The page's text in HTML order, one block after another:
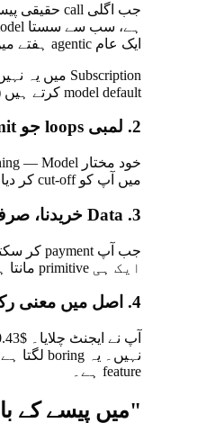
جب اگلی call حقیقی پیسے خرچ کرے گی، تب ایجنٹ کو سوچنا پڑتا ہے کہ وہ call ان پیسوں
ایک عام agentic ہفتے میں: 60–80%۔
model default کرتے ہیں (اور آپ سوچتے ہیں جوابات پتلے کیوں ہیں) یا سب سے مہنگا (اور platform بیچ میں throttle کرتا ہے)۔
2. لمبی loops جو rate limit نہیں مارتیں
میں آپ کو cut-off کر دیا جاتا۔ Wallet کے ساتھ بس چلتے رہتے ہیں۔
3. Data خریدنا، صرف inference نہیں
ایک ہی primitive مانتا ہے:
4. اصل میں معنی رکھنے والی Spend-per-task accounting
feature ہے۔
"میں پیسے کے